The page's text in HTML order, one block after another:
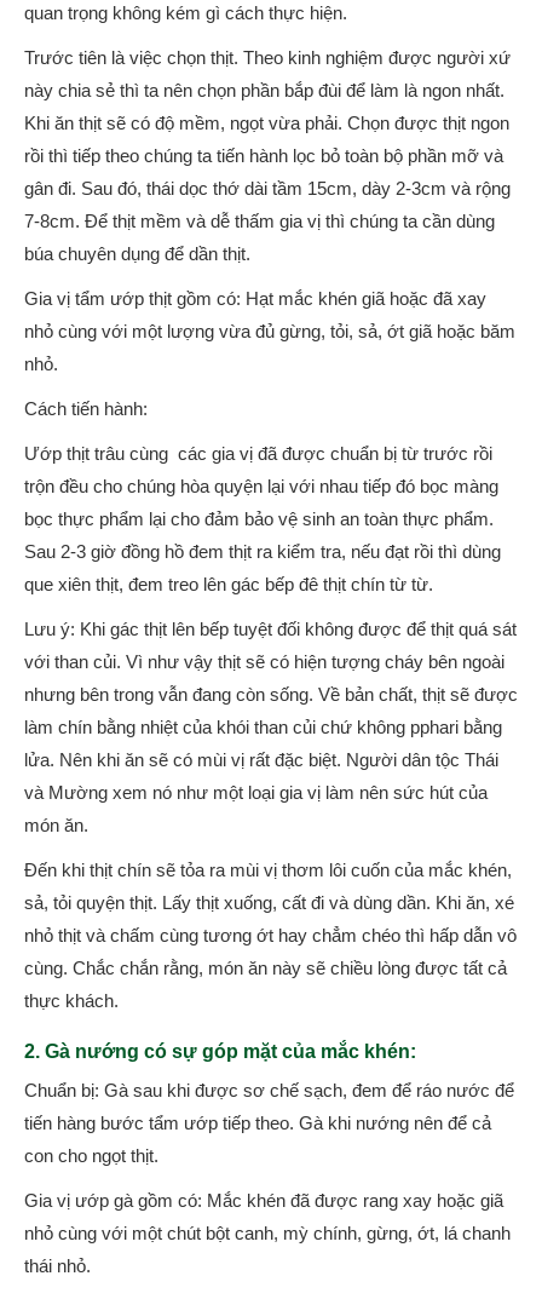
quan trọng không kém gì cách thực hiện.
Trước tiên là việc chọn thịt. Theo kinh nghiệm được người xứ
này chia sẻ thì ta nên chọn phần bắp đùi để làm là ngon nhất.
Khi ăn thịt sẽ có độ mềm, ngọt vừa phải. Chọn được thịt ngon
rồi thì tiếp theo chúng ta tiến hành lọc bỏ toàn bộ phần mỡ và
gân đi. Sau đó, thái dọc thớ dài tầm 15cm, dày 2-3cm và rộng
7-8cm. Để thịt mềm và dễ thấm gia vị thì chúng ta cần dùng
búa chuyên dụng để dần thịt.
Gia vị tẩm ướp thịt gồm có: Hạt mắc khén giã hoặc đã xay
nhỏ cùng với một lượng vừa đủ gừng, tỏi, sả, ớt giã hoặc băm
nhỏ.
Cách tiến hành:
Ướp thịt trâu cùng các gia vị đã được chuẩn bị từ trước rồi
trộn đều cho chúng hòa quyện lại với nhau tiếp đó bọc màng
bọc thực phẩm lại cho đảm bảo vệ sinh an toàn thực phẩm.
Sau 2-3 giờ đồng hồ đem thịt ra kiểm tra, nếu đạt rồi thì dùng
que xiên thịt, đem treo lên gác bếp đê thịt chín từ từ.
Lưu ý: Khi gác thịt lên bếp tuyệt đối không được để thịt quá sát
với than củi. Vì như vậy thịt sẽ có hiện tượng cháy bên ngoài
nhưng bên trong vẫn đang còn sống. Về bản chất, thịt sẽ được
làm chín bằng nhiệt của khói than củi chứ không pphari bằng
lửa. Nên khi ăn sẽ có mùi vị rất đặc biệt. Người dân tộc Thái
và Mường xem nó như một loại gia vị làm nên sức hút của
món ăn.
Đến khi thịt chín sẽ tỏa ra mùi vị thơm lôi cuốn của mắc khén,
sả, tỏi quyện thịt. Lấy thịt xuống, cất đi và dùng dần. Khi ăn, xé
nhỏ thịt và chấm cùng tương ớt hay chẳm chéo thì hấp dẫn vô
cùng. Chắc chắn rằng, món ăn này sẽ chiều lòng được tất cả
thực khách.
2. Gà nướng có sự góp mặt của mắc khén:
Chuẩn bị: Gà sau khi được sơ chế sạch, đem để ráo nước để
tiến hàng bước tẩm ướp tiếp theo. Gà khi nướng nên để cả
con cho ngọt thịt.
Gia vị ướp gà gồm có: Mắc khén đã được rang xay hoặc giã
nhỏ cùng với một chút bột canh, mỳ chính, gừng, ớt, lá chanh
thái nhỏ.